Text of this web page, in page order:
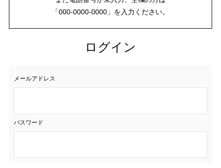
「000-0000-0000」を入力ください。
ログイン
メールアドレス
パスワード